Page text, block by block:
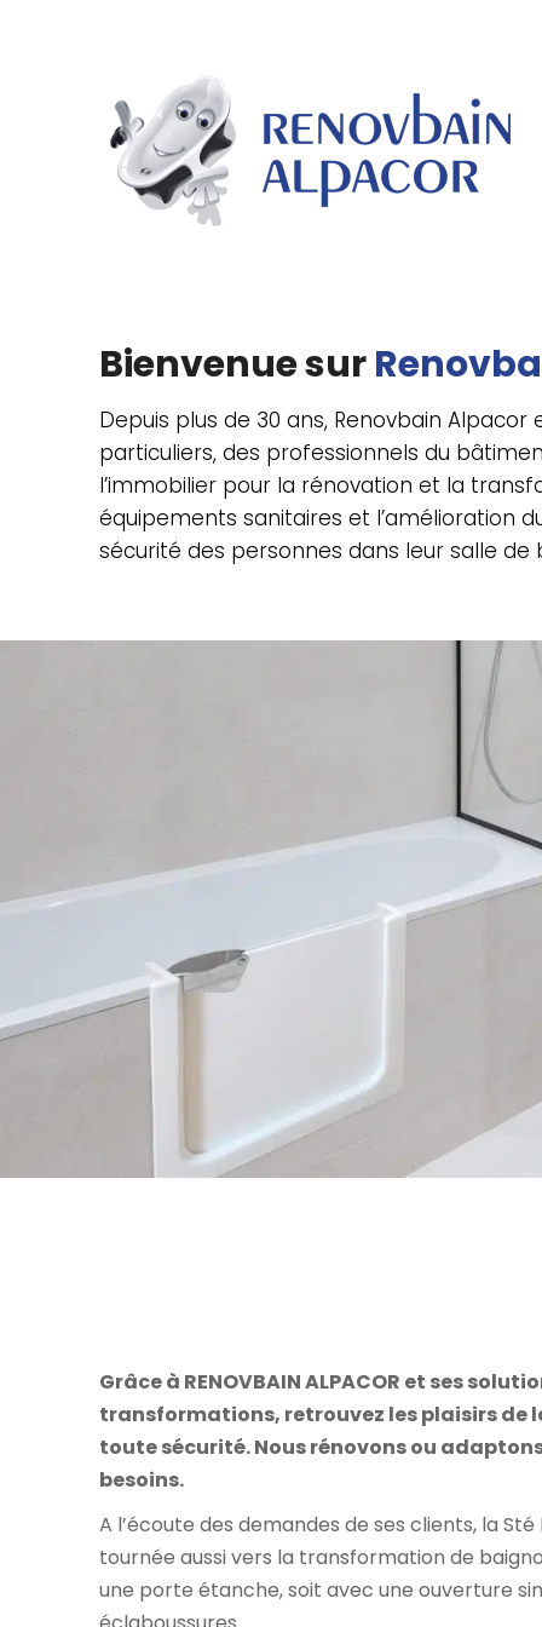
Bienvenue sur
Depuis plus de 30 ans, Renovbain Alpacor
particuliers, des professionnels du
l’immobilier pour la rénovation et la
équipements sanitaires et l’amélioration
sécurité des personnes dans leur salle de
Grâce à RENOVBAIN ALPACOR et ses
transformations, retrouvez les plaisirs de
toute sécurité.Nous rénovons ou
besoins.
A l’écoute des demandes de ses clients, la
tournée aussi vers la transformation de
une porte étanche, soit avec une ouverture